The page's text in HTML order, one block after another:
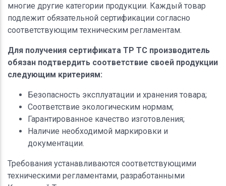
многие другие категории продукции. Каждый товар
подлежит обязательной сертификации согласно
соответствующим техническим регламентам.
Для получения сертификата ТР ТС производитель
обязан подтвердить соответствие своей продукции
следующим критериям:
Безопасность эксплуатации и хранения товара;
Соответствие экологическим нормам;
Гарантированное качество изготовления;
Наличие необходимой маркировки и
документации.
Требования устанавливаются соответствующими
техническими регламентами, разработанными